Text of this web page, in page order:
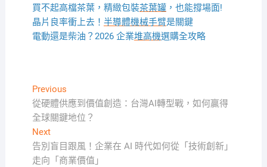
買不起高檔茶葉，精緻包裝茶葉罐，也能撐場面!
晶片良率衝上去！ 半導體機械手臂是關鍵
電動還是柴油？2026 企業堆高機選購全攻略
文
章
導
覽
PreviousPrevious
post:
從硬體供應到價值創造：台灣AI轉型戰，如何贏得
全球關鍵地位？
NextNext
post:
告別盲目跟風！企業在 AI 時代如何從「技術創新」
走向「商業價值」